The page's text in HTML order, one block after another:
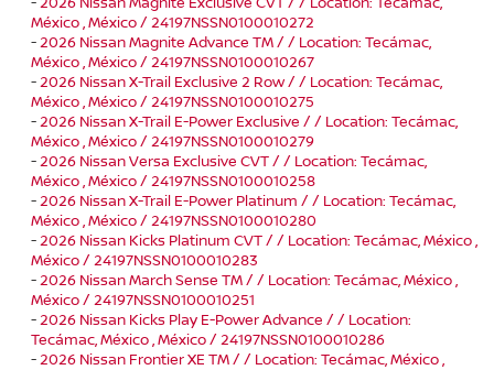
México , México / 24197NSSN0100010272
-2026 Nissan Magnite Advance TM / / Location: Tecámac,
México , México / 24197NSSN0100010267
-2026 Nissan X-Trail Exclusive 2 Row / / Location: Tecámac,
México , México / 24197NSSN0100010275
-2026 Nissan X-Trail E-Power Exclusive / / Location: Tecámac,
México , México / 24197NSSN0100010279
-2026 Nissan Versa Exclusive CVT / / Location: Tecámac,
México , México / 24197NSSN0100010258
-2026 Nissan X-Trail E-Power Platinum / / Location: Tecámac,
México , México / 24197NSSN0100010280
-2026 Nissan Kicks Platinum CVT / / Location: Tecámac, México ,
México / 24197NSSN0100010283
-2026 Nissan March Sense TM / / Location: Tecámac, México ,
México / 24197NSSN0100010251
-2026 Nissan Kicks Play E-Power Advance / / Location:
Tecámac, México , México / 24197NSSN0100010286
-2026 Nissan Frontier XE TM / / Location: Tecámac, México ,